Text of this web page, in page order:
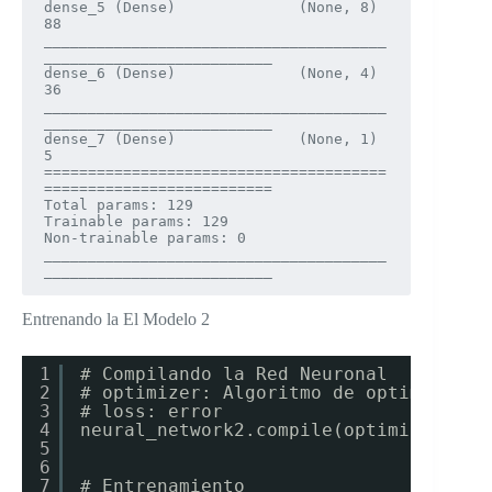
dense_5 (Dense)              (None, 8)
88
dense_6 (Dense)              (None, 4)
36
dense_7 (Dense)              (None, 1)
5
=======================================
==========================
Total params: 129
Trainable params: 129
Non-trainable params: 0
Entrenando la El Modelo 2
1
2
3
4
5
6
7
# Compilando la Red Neuronal
# optimizer: Algoritmo de
# loss: error
neural_network2.compile(optimizer
# Entrenamiento